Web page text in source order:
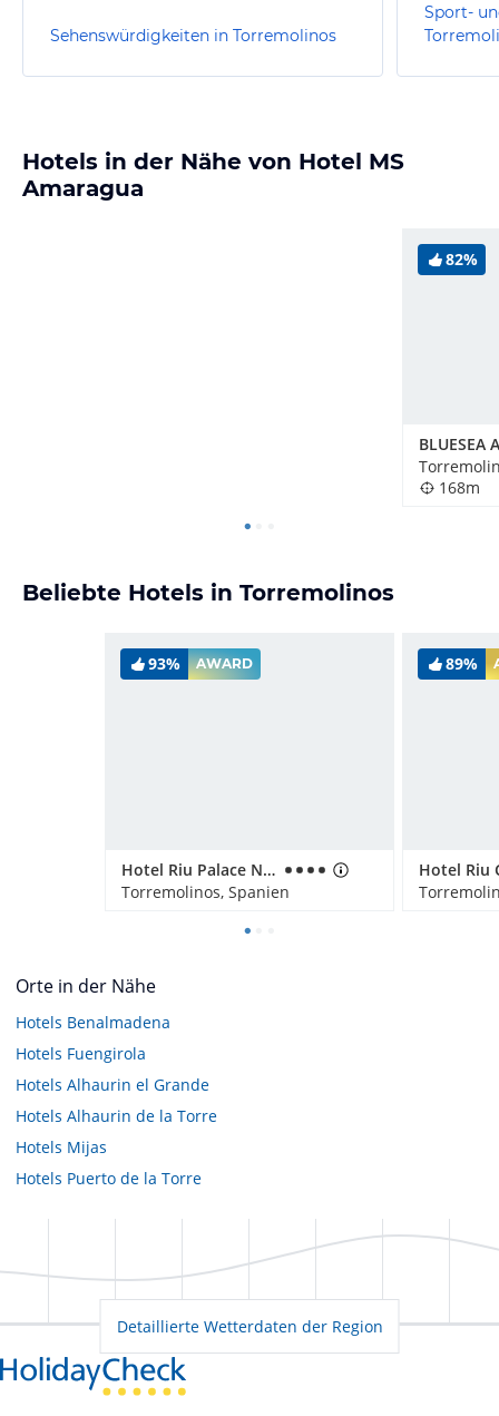
Sehenswürdigkeiten in Torremolinos
Sport-
Hotels in der Nähe von Hotel MS
Amaragua
82%
BLUESEA
168m
Beliebte Hotels in Torremolinos
93% AWARD
Hotel Riu Palace Nautilus
Torremolinos, Spanien
89%
Orte in der Nähe
Hotels Benalmadena
Hotels Fuengirola
Hotels Alhaurin el Grande
Hotels Alhaurin de la Torre
Hotels Mijas
Hotels Puerto de la Torre
Detaillierte Wetterdaten der Region